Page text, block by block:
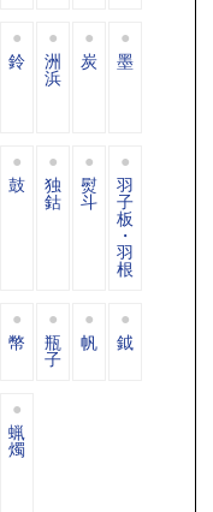
鈴 洲
浜
炭 墨
鼓 独
鈷
熨
斗
羽
子
板
・
羽
根
幣 瓶
子
帆 鉞
蝋
燭